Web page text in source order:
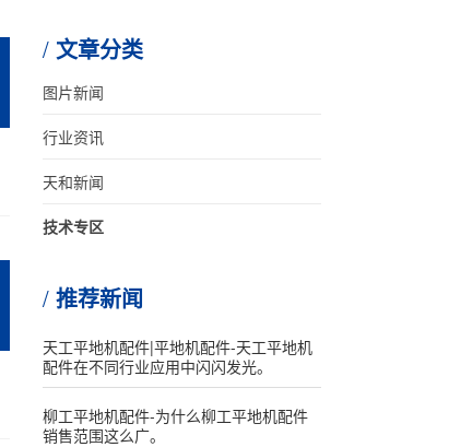
文章分类
图片新闻
行业资讯
天和新闻
技术专区
推荐新闻
天工平地机配件|平地机配件-天工平地机
配件在不同行业应用中闪闪发光。
柳工平地机配件-为什么柳工平地机配件
销售范围这么广。